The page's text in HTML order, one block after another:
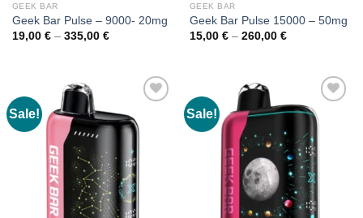
GEEK BAR
Geek Bar Pulse – 9000- 20mg
19,00 € – 335,00 €Price
335,00 €
GEEK BAR
Geek Bar Pulse 15000 – 50mg
15,00 € – 260,00 €Price
260,00 €
Sale! Sale!